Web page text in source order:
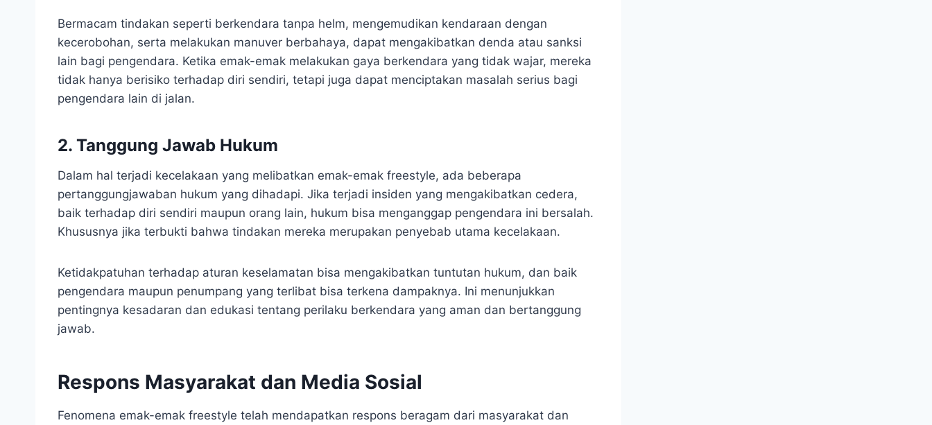
Bermacam tindakan seperti berkendara tanpa helm, mengemudikan kendaraan dengan
kecerobohan, serta melakukan manuver berbahaya, dapat mengakibatkan denda atau sanksi
lain bagi pengendara. Ketika emak-emak melakukan gaya berkendara yang tidak wajar, mereka
tidak hanya berisiko terhadap diri sendiri, tetapi juga dapat menciptakan masalah serius bagi
pengendara lain di jalan.
2. Tanggung Jawab Hukum
Dalam hal terjadi kecelakaan yang melibatkan emak-emak freestyle, ada beberapa
pertanggungjawaban hukum yang dihadapi. Jika terjadi insiden yang mengakibatkan cedera,
baik terhadap diri sendiri maupun orang lain, hukum bisa menganggap pengendara ini bersalah.
Khususnya jika terbukti bahwa tindakan mereka merupakan penyebab utama kecelakaan.
Ketidakpatuhan terhadap aturan keselamatan bisa mengakibatkan tuntutan hukum, dan baik
pengendara maupun penumpang yang terlibat bisa terkena dampaknya. Ini menunjukkan
pentingnya kesadaran dan edukasi tentang perilaku berkendara yang aman dan bertanggung
jawab.
Respons Masyarakat dan Media Sosial
Fenomena emak-emak freestyle telah mendapatkan respons beragam dari masyarakat dan